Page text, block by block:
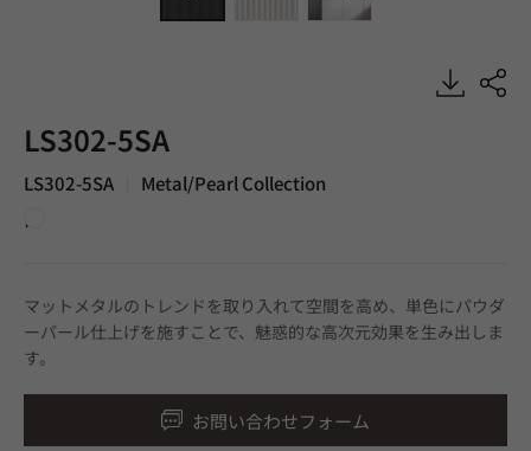
LS302-5SA
LS302-5SA Metal/Pearl Collection
白
マットメタルのトレンドを取り入れて空間を高め、単色にパウダ
ーパール仕上げを施すことで、魅惑的な高次元効果を生み出しま
す。
お問い合わせフォーム